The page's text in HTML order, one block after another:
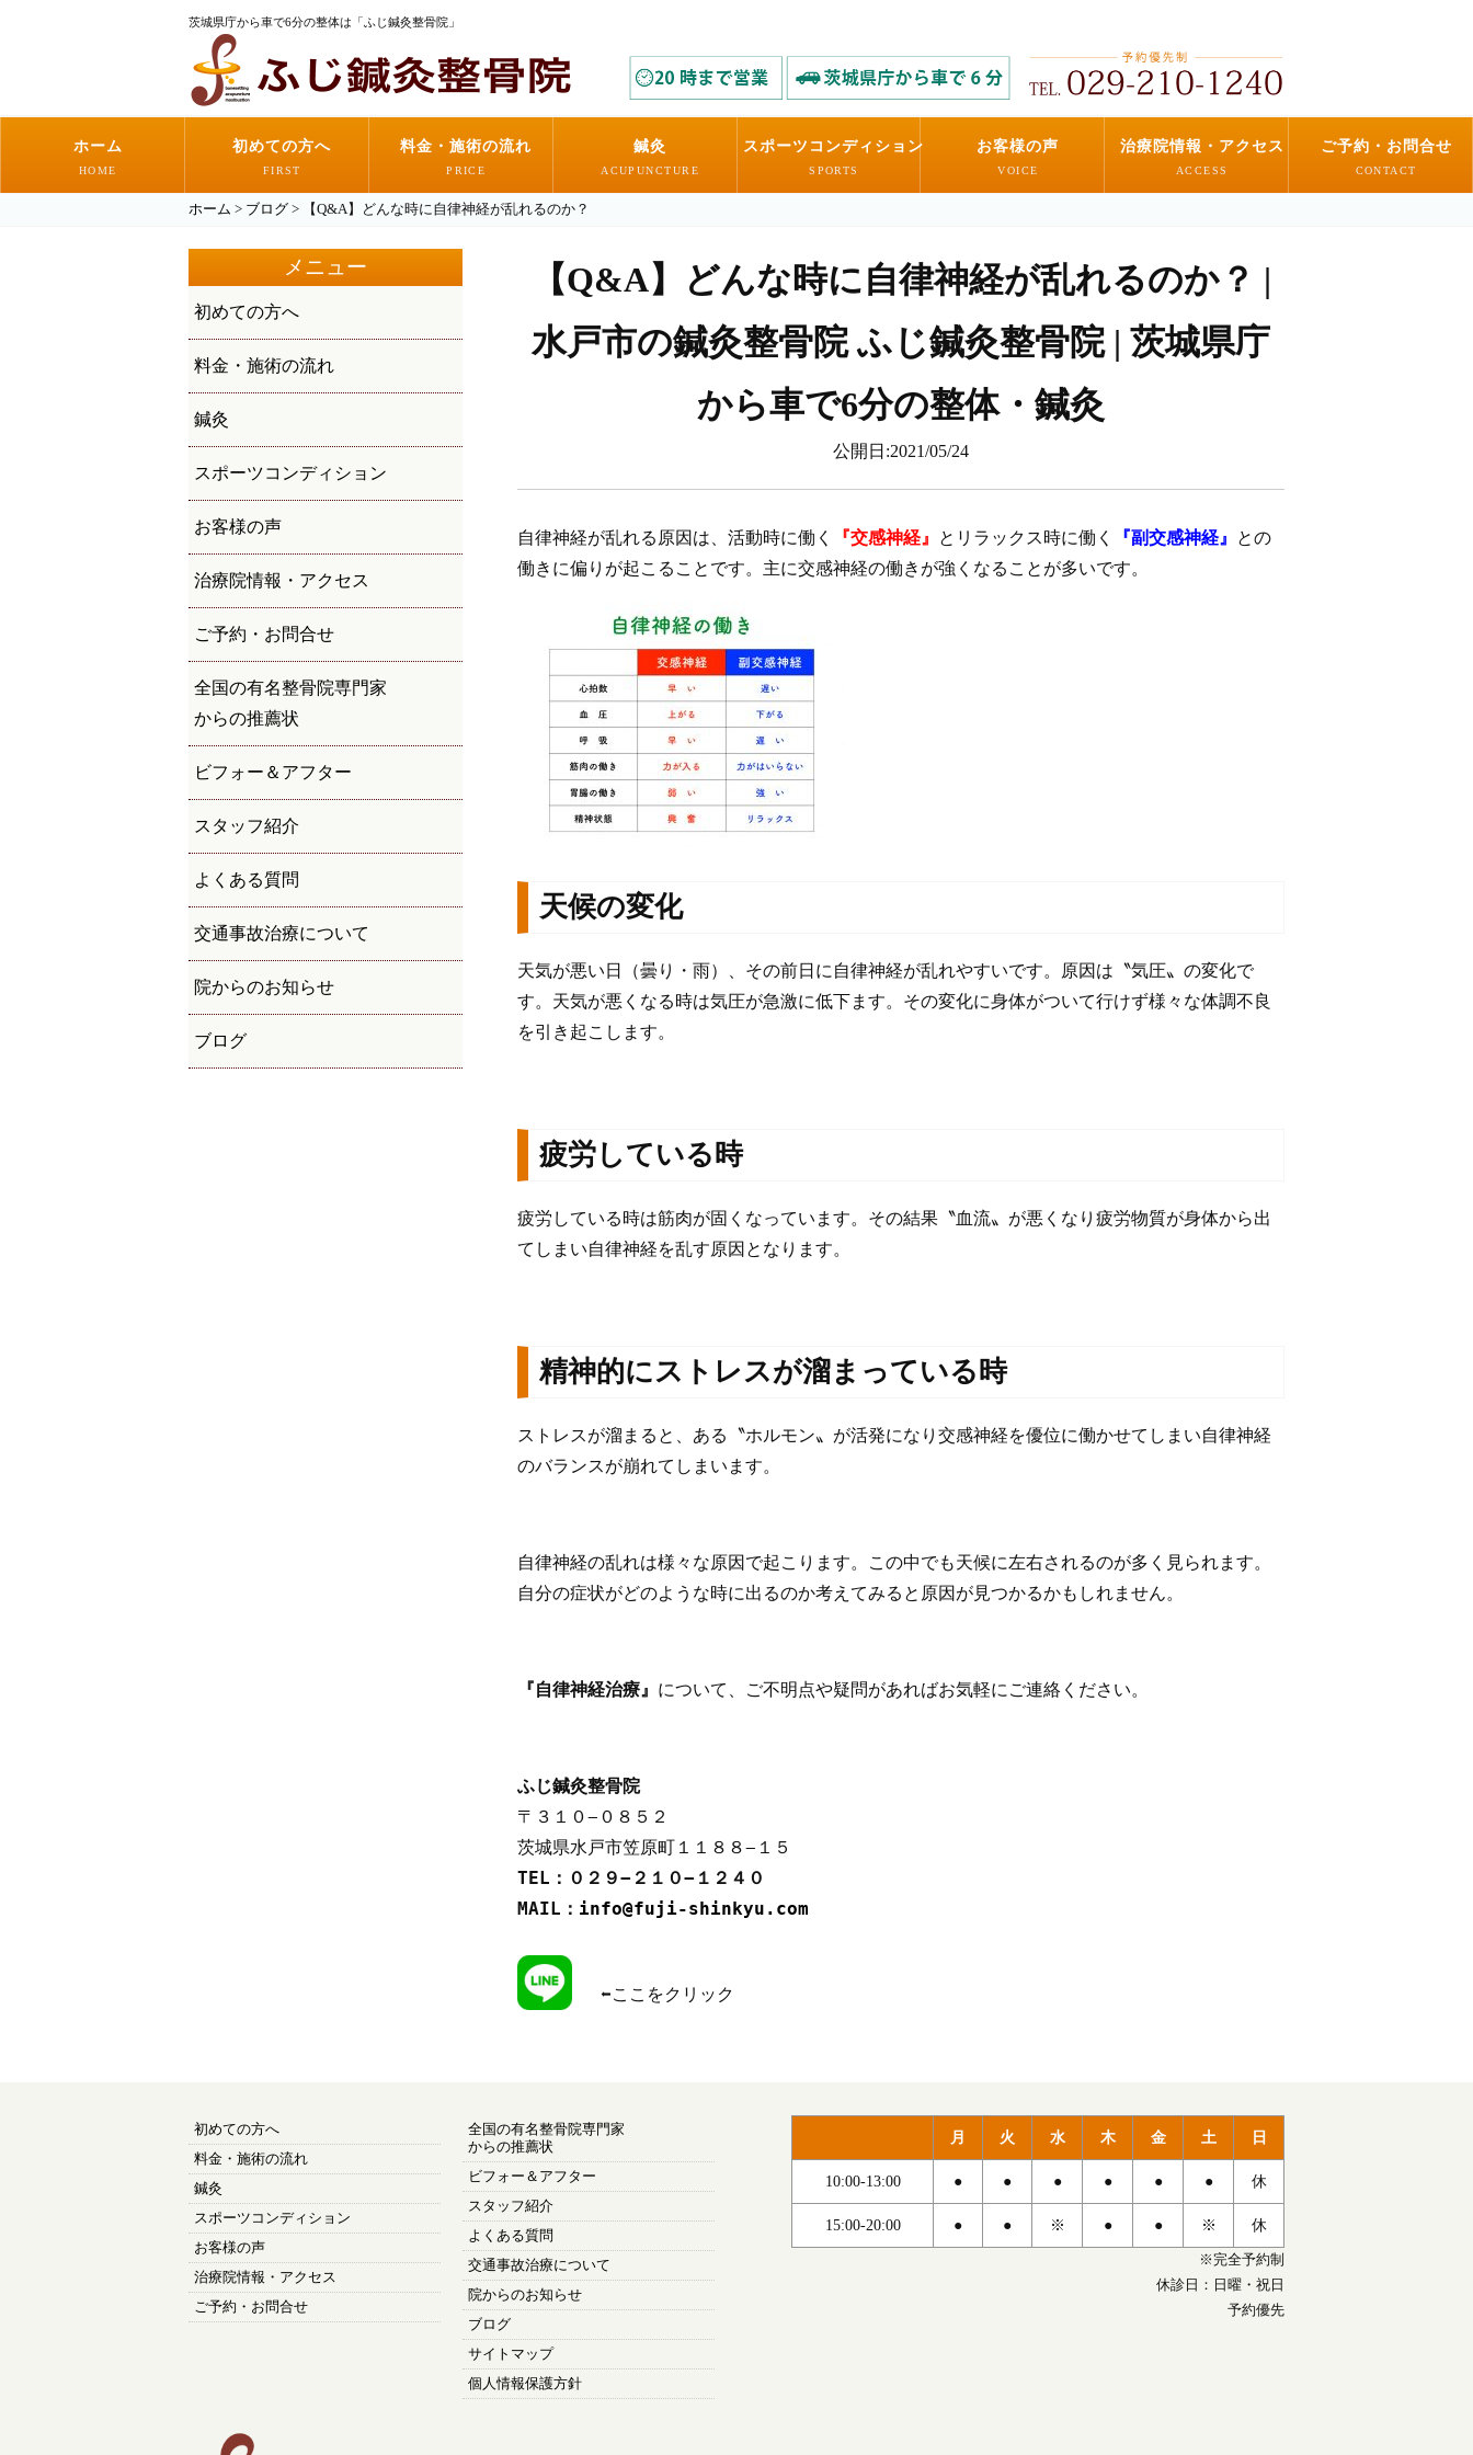
茨城県庁から車で6分の整体は「ふじ鍼灸整骨院」
ホーム
HOME
初めての方へ
FIRST
料金・施術の流れ
PRICE
鍼灸
ACUPUNCTURE
スポーツコンディション
SPORTS
お客様の声
VOICE
治療院情報・アクセス
ACCESS
ご予約・お問合せ
CONTACT
ホーム > ブログ > 【Q&A】どんな時に自律神経が乱れるのか？
メニュー
初めての方へ
料金・施術の流れ
鍼灸
スポーツコンディション
お客様の声
治療院情報・アクセス
ご予約・お問合せ
全国の有名整骨院専門家
からの推薦状
ビフォー＆アフター
スタッフ紹介
よくある質問
交通事故治療について
院からのお知らせ
ブログ
【Q&A】どんな時に自律神経が乱れるのか？ |
水戸市の鍼灸整骨院 ふじ鍼灸整骨院 | 茨城県庁
から車で6分の整体・鍼灸
公開日:2021/05/24
自律神経が乱れる原因は、活動時に働く 『交感神経』 とリラックス時に働く 『副交感神経』
との
働きに偏りが起こることです。主に交感神経の働きが強くなることが多いです。
天候の変化
天気が悪い日（曇り・雨）、その前日に自律神経が乱れやすいです。原因は〝気圧〟の変化で
す。天気が悪くなる時は気圧が急激に低下ます。その変化に身体がついて行けず様々な体調不良
を引き起こします。
疲労している時
疲労している時は筋肉が固くなっています。その結果〝血流〟が悪くなり疲労物質が身体から出
てしまい自律神経を乱す原因となります。
精神的にストレスが溜まっている時
ストレスが溜まると、ある〝ホルモン〟が活発になり交感神経を優位に働かせてしまい自律神経
のバランスが崩れてしまいます。
自律神経の乱れは様々な原因で起こります。この中でも天候に左右されるのが多く見られます。
自分の症状がどのような時に出るのか考えてみると原因が見つかるかもしれません。
『自律神経治療』 について、ご不明点や疑問があればお気軽にご連絡ください。
ふじ鍼灸整骨院
〒３１０−０８５２
MAIL： info@fuji-shinkyu.com
⬅︎ここをクリック
初めての方へ
料金・施術の流れ
鍼灸
スポーツコンディション
お客様の声
治療院情報・アクセス
ご予約・お問合せ
全国の有名整骨院専門家
からの推薦状
ビフォー＆アフター
スタッフ紹介
よくある質問
交通事故治療について
院からのお知らせ
ブログ
サイトマップ
個人情報保護方針
月 火 水 木 金 土 日
10:00-13:00 ● ● ● ● ● ● 休
15:00-20:00 ● ● ※ ● ● ※ 休
※完全予約制
休診日：日曜・祝日
予約優先